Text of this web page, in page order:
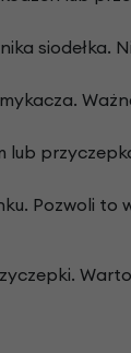
siodełka.
Pozwoli to